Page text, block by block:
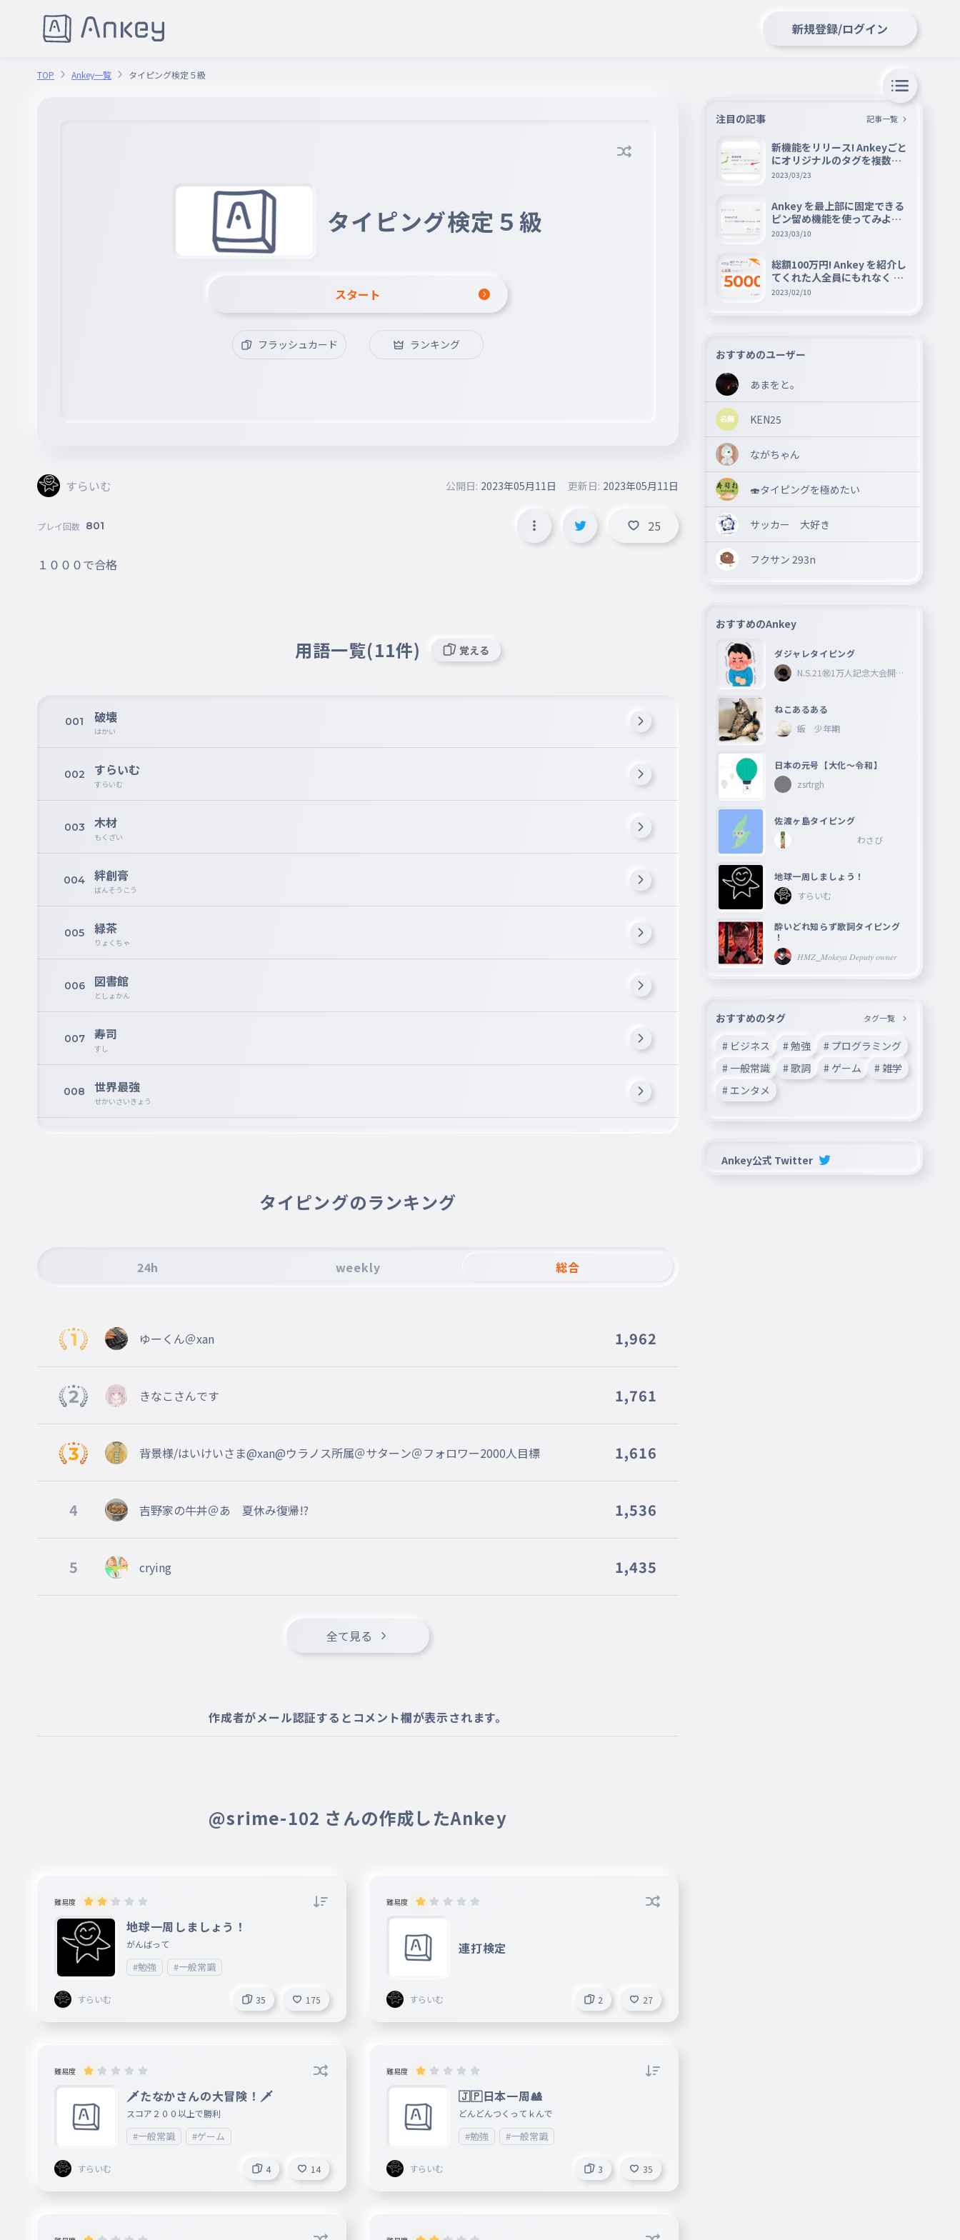
新規登録/ログイン
TOP Ankey一覧 タイピング検定５級
タイピング検定５級
スタート
フラッシュカード ランキング
すらいむ 公開日: 2023年05月11日 更新日: 2023年05月11日
プレイ回数 801 25
１０００で合格
用語一覧(11件) 覚える
001 破壊
はかい
002 すらいむ
すらいむ
003 木材
もくざい
004 絆創膏
ばんそうこう
005 緑茶
りょくちゃ
006 図書館
としょかん
007 寿司
すし
008 世界最強
せかいさいきょう
タイピングのランキング
24h weekly 総合
ゆーくん＠xan 1,962
きなこさんです 1,761
背景様/はいけいさま@xan@ウラノス所属＠サターン＠フォロワー2000人目標 1,616
4 吉野家の牛丼＠あ 夏休み復帰!? 1,536
5 crying 1,435
全て見る
作成者がメール認証するとコメント欄が表示されます。
@srime-102 さんの作成したAnkey
難易度
地球一周しましょう！
がんばって
#勉強 #一般常識
すらいむ 35 175
難易度
連打検定
すらいむ 2 27
難易度
🗡たなかさんの大冒険！🗡
スコア２００以上で勝利
#一般常識 #ゲーム
すらいむ 4 14
難易度
🇯🇵日本一周🎎
どんどんつくってｋんで
#勉強 #一般常識
すらいむ 3 35
注目の記事 記事一覧
新機能をリリース! Ankeyごと
にオリジナルのタグを複数設
定できる『タグ機能』を紹介
2023/03/23
Ankey を最上部に固定できる
ピン留め機能を使ってみよう
📌
2023/03/10
総額100万円! Ankey を紹介し
てくれた人全員にもれなく A
mazon ギフト券 5000 円分を
2023/02/10
おすすめのユーザー
あまをと。
KEN25
ながちゃん
🍣タイピングを極めたい
サッカー 大好き
フクサン 293n
おすすめのAnkey
ダジャレタイピング
N.S.21㊗︎1万人記念大会開催
ねこあるある
飯 少年期
日本の元号【大化〜令和】
zsrtrgh
佐渡ヶ島タイピング
わさび
地球一周しましょう！
すらいむ
酔いどれ知らず歌詞タイピング
！
𝐻𝑀𝑍_𝑀𝑜𝑘𝑒𝑦𝑎 𝐷𝑒𝑝𝑢𝑡𝑦 𝑜𝑤𝑛𝑒𝑟
おすすめのタグ タグ一覧
# ビジネス # 勉強
# プログラミング
# 一般常識
# 歌詞 # ゲーム
# 雑学
# エンタメ
Ankey公式 Twitter